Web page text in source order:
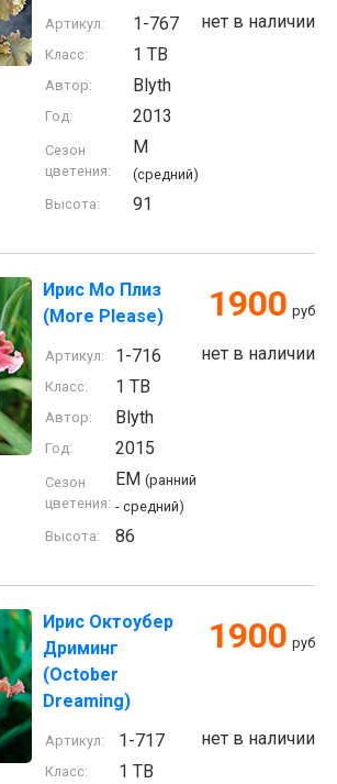
нет в наличии
Артикул: 1-767
Класс: 1 TB
Автор: Blyth
Год: 2013
Сезон
цветения:
M
(средний)
Высота:
91
Ирис Мо Плиз
(More Please)
1900 руб
нет в наличии
Артикул: 1-716
Класс: 1 TB
Автор: Blyth
Год: 2015
Сезон
цветения:
EM (ранний
- средний)
Высота:
86
Ирис Октоубер
Дриминг
(October
Dreaming)
1900 руб
нет в наличии
Артикул: 1-717
Класс: 1 TB